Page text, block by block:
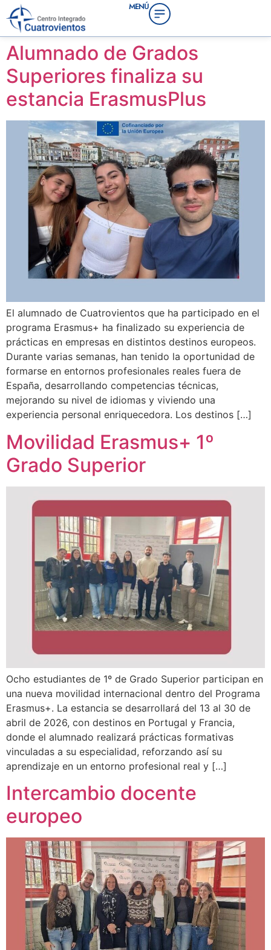
contenido MENÚ
Alumnado de Grados
Superiores finaliza su
estancia ErasmusPlus
El alumnado de Cuatrovientos que ha participado en el
programa Erasmus+ ha finalizado su experiencia de
prácticas en empresas en distintos destinos europeos.
Durante varias semanas, han tenido la oportunidad de
formarse en entornos profesionales reales fuera de
España, desarrollando competencias técnicas,
mejorando su nivel de idiomas y viviendo una
experiencia personal enriquecedora. Los destinos […]
Movilidad Erasmus+ 1º
Grado Superior
Ocho estudiantes de 1º de Grado Superior participan en
una nueva movilidad internacional dentro del Programa
Erasmus+. La estancia se desarrollará del 13 al 30 de
abril de 2026, con destinos en Portugal y Francia,
donde el alumnado realizará prácticas formativas
vinculadas a su especialidad, reforzando así su
aprendizaje en un entorno profesional real y […]
Intercambio docente
europeo